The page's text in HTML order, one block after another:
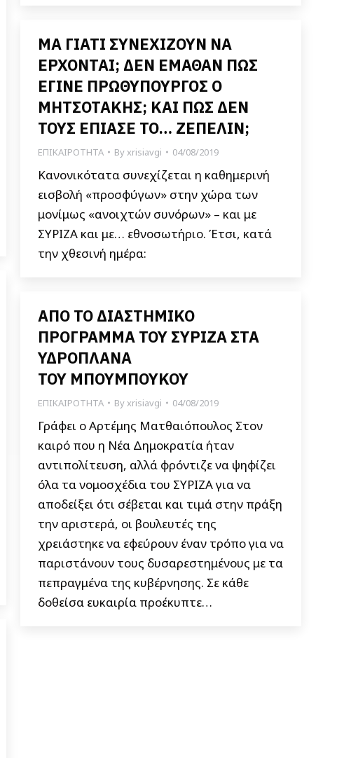
ΜΑ ΓΙΑΤΙ ΣΥΝΕΧΙΖΟΥΝ ΝΑ
ΕΡΧΟΝΤΑΙ; ΔΕΝ ΕΜΑΘΑΝ ΠΩΣ
ΕΓΙΝΕ ΠΡΩΘΥΠΟΥΡΓΟΣ Ο
ΜΗΤΣΟΤΑΚΗΣ; ΚΑΙ ΠΩΣ ΔΕΝ
ΤΟΥΣ ΕΠΙΑΣΕ ΤΟ… ΖΕΠΕΛΙΝ;
ΕΠΙΚΑΙΡΟΤΗΤΑ Byxrisiavgi 04/08/2019
Κανονικότατα συνεχίζεται η καθημερινή
εισβολή «προσφύγων» στην χώρα των
μονίμως «ανοιχτών συνόρων» – και με
ΣΥΡΙΖΑ και με… εθνοσωτήριο. Έτσι, κατά
την χθεσινή ημέρα:
ΑΠΟ ΤΟ ΔΙΑΣΤΗΜΙΚΟ
ΠΡΟΓΡΑΜΜΑ ΤΟΥ ΣΥΡΙΖΑ ΣΤΑ
ΥΔΡΟΠΛΑΝΑ
ΤΟΥ ΜΠΟΥΜΠΟΥΚΟΥ
ΕΠΙΚΑΙΡΟΤΗΤΑ Byxrisiavgi 04/08/2019
Γράφει ο Αρτέμης Ματθαιόπουλος Στον
καιρό που η Νέα Δημοκρατία ήταν
αντιπολίτευση, αλλά φρόντιζε να ψηφίζει
όλα τα νομοσχέδια του ΣΥΡΙΖΑ για να
αποδείξει ότι σέβεται και τιμά στην πράξη
την αριστερά, οι βουλευτές της
χρειάστηκε να εφεύρουν έναν τρόπο για να
παριστάνουν τους δυσαρεστημένους με τα
πεπραγμένα της κυβέρνησης. Σε κάθε
δοθείσα ευκαιρία προέκυπτε…